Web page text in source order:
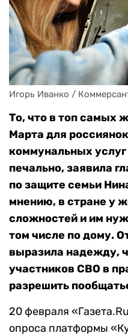
Игорь Иванко /
То, что в топ самых
Марта для
коммунальных
печально, заявила
по защите семьи
мнению, в стране у
сложностей и им
том числе по дому.
выразила надежду,
участников СВО в
разрешить
20 февраля
опроса платформы